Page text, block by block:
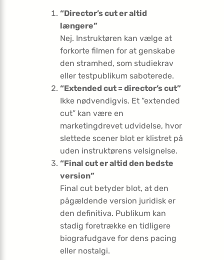
“Director’s cut er altid
længere”
Nej. Instruktøren kan vælge at
forkorte filmen for at genskabe
den stramhed, som studiekrav
eller testpublikum saboterede.
“Extended cut = director’s cut”
Ikke nødvendigvis. Et “extended
cut” kan være en
marketingdrevet udvidelse, hvor
slettede scener blot er klistret på
uden instruktørens velsignelse.
“Final cut er altid den bedste
version”
Final cut betyder blot, at den
pågældende version juridisk er
den definitiva. Publikum kan
stadig foretrække en tidligere
biografudgave for dens pacing
eller nostalgi.